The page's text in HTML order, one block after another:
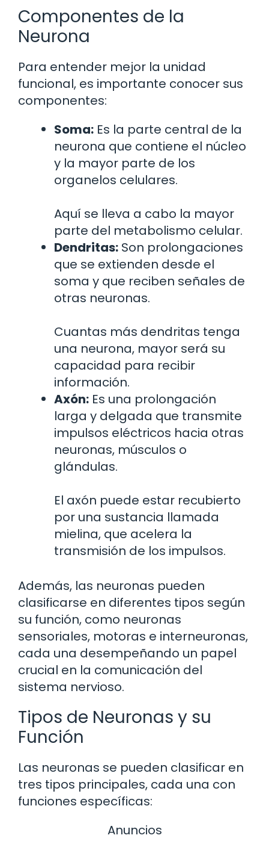
Componentes de la
Neurona
Para entender mejor la unidad
funcional, es importante conocer sus
componentes:
Soma: Es la parte central de la
neurona que contiene el núcleo
y la mayor parte de los
organelos celulares.
Aquí se lleva a cabo la mayor
parte del metabolismo celular.
Dendritas: Son prolongaciones
que se extienden desde el
soma y que reciben señales de
otras neuronas.
Cuantas más dendritas tenga
una neurona, mayor será su
capacidad para recibir
información.
Axón: Es una prolongación
larga y delgada que transmite
impulsos eléctricos hacia otras
neuronas, músculos o
glándulas.
El axón puede estar recubierto
por una sustancia llamada
mielina, que acelera la
transmisión de los impulsos.
Además, las neuronas pueden
clasificarse en diferentes tipos según
su función, como neuronas
sensoriales, motoras e interneuronas,
cada una desempeñando un papel
crucial en la comunicación del
sistema nervioso.
Tipos de Neuronas y su
Función
Las neuronas se pueden clasificar en
tres tipos principales, cada una con
funciones específicas:
Anuncios